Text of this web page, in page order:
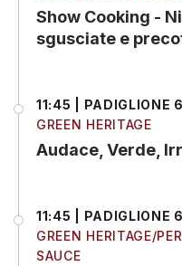
Show Cooking -
sgusciate e
11:45 | PADIGLIONE
GREEN HERITAGE
Audace, Verde,
11:45 | PADIGLIONE
GREEN HERITAGE/
SAUCE